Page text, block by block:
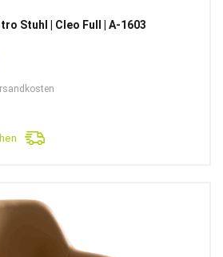
Stuhl | Cleo Full | A-1603